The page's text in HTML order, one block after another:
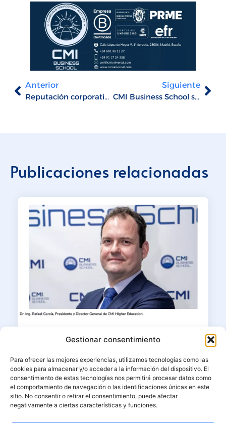
Gestionar consentimiento
Para ofrecer las mejores experiencias, utilizamos tecnologías como las
cookies para almacenar y/o acceder a la información del dispositivo. El
consentimiento de estas tecnologías nos permitirá procesar datos como
el comportamiento de navegación o las identificaciones únicas en este
sitio. No consentir o retirar el consentimiento, puede afectar
negativamente a ciertas características y funciones.
Anterior
Reputación corporativa y liderazgo basado en valores: Entrevista exclusiva de la Revista Corporate a Rafael García Martín
Siguiente
CMI Business School se posiciona en el Top 10 de mejores MBA para estudiar en Madrid
Publicaciones relacionadas
23/06/2026
Corresponsables: “La educación
superior debe formar líderes capaces
de unir ciencia, ética e impacto”
El presidente fundador y decano de CMI